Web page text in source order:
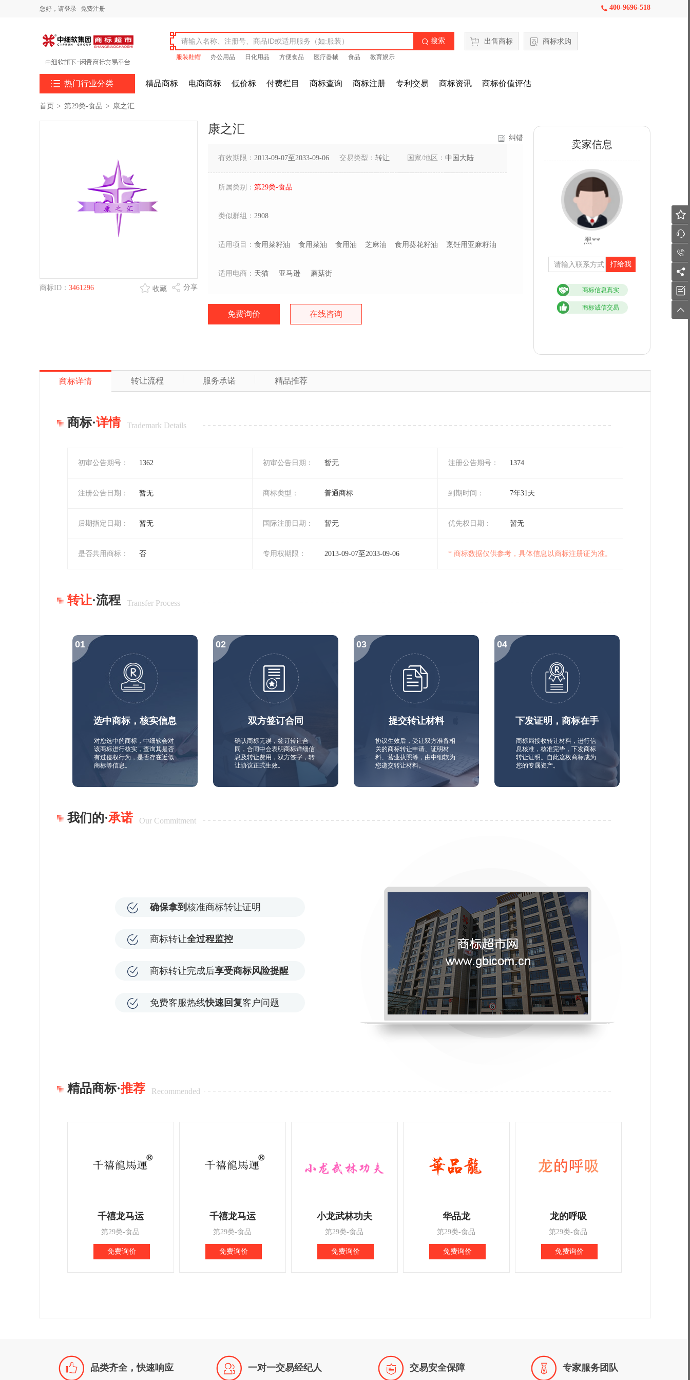
您好， 请登录 免费注册  400-9696-518
 搜索
服装鞋帽 办公用品 日化用品 方便食品 医疗器械 食品 教育娱乐
出售商标 商标求购
 热门行业分类 精品商标 电商商标 低价标 付费栏目 商标查询 商标注册 专利交易 商标资讯 商标价值评估
首页 > 第29类-食品 > 康之汇
商标ID： 3461296 分享
收藏
康之汇
纠错
有效期限： 2013-09-07至2033-09-06 交易类型： 转让 国家/地区： 中国大陆
所属类别： 第29类-食品
类似群组： 2908
适用项目： 食用菜籽油 食用菜油 食用油 芝麻油 食用葵花籽油 烹饪用亚麻籽油
适用电商： 天猫 亚马逊 蘑菇街
免费询价 在线咨询
卖家信息
黑**
打给我
商标信息真实
商标诚信交易
商标详情 转让流程 服务承诺 精品推荐
商标·详情 Trademark Details
初审公告期号： 1362 初审公告日期： 暂无 注册公告期号： 1374
注册公告日期： 暂无 商标类型： 普通商标 到期时间： 7年31天
后期指定日期： 暂无 国际注册日期： 暂无 优先权日期： 暂无
是否共用商标： 否 专用权期限： 2013-09-07至2033-09-06 * 商标数据仅供参考，具体信息以商标注册证为准。
转让·流程 Transfer Process
选中商标，核实信息
对您选中的商标，中细软会对
该商标进行核实，查询其是否
有过侵权行为，是否存在近似
商标等信息。
双方签订合同
确认商标无误，签订转让合
同，合同中会表明商标详细信
息及转让费用，双方签字，转
让协议正式生效。
提交转让材料
协议生效后，受让双方准备相
关的商标转让申请、证明材
料、营业执照等，由中细软为
您递交转让材料。
下发证明，商标在手
商标局接收转让材料，进行信
息核准，核准完毕，下发商标
转让证明。自此这枚商标成为
您的专属资产。
我们的·承诺 Our Commitment
确保拿到 核准商标转让证明
商标转让全过程监控
商标转让完成后享受商标风险提醒
免费客服热线快速回复客户问题
精品商标·推荐 Recommended
千禧龙马运
第29类-食品
免费询价
千禧龙马运
第29类-食品
免费询价
小龙武林功夫
第29类-食品
免费询价
华品龙
第29类-食品
免费询价
龙的呼吸
第29类-食品
免费询价
 品类齐全，快速响应  一对一交易经纪人  交易安全保障  专家服务团队





